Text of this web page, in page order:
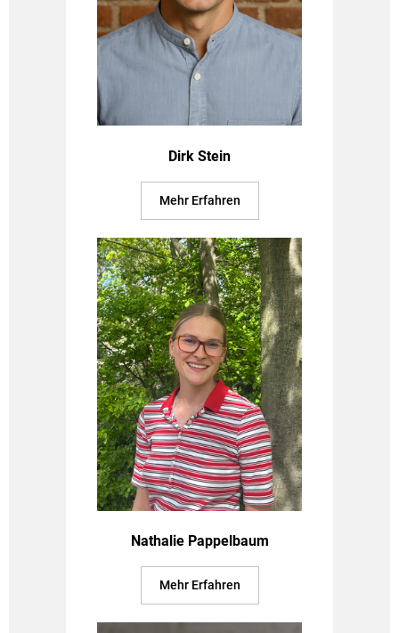
Dirk Stein
Mehr Erfahren
Nathalie Pappelbaum
Mehr Erfahren